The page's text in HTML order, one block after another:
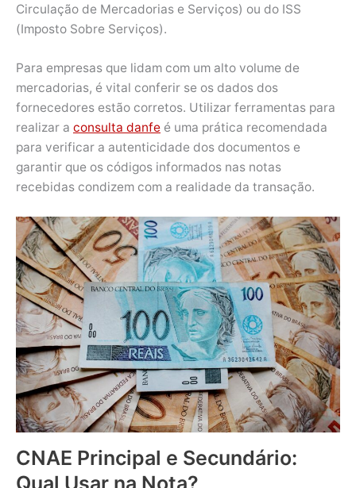
Circulação de Mercadorias e Serviços) ou do ISS
(Imposto Sobre Serviços).
Para empresas que lidam com um alto volume de
mercadorias, é vital conferir se os dados dos
fornecedores estão corretos. Utilizar ferramentas para
realizar a consulta danfe é uma prática recomendada
para verificar a autenticidade dos documentos e
garantir que os códigos informados nas notas
recebidas condizem com a realidade da transação.
CNAE Principal e Secundário:
Qual Usar na Nota?